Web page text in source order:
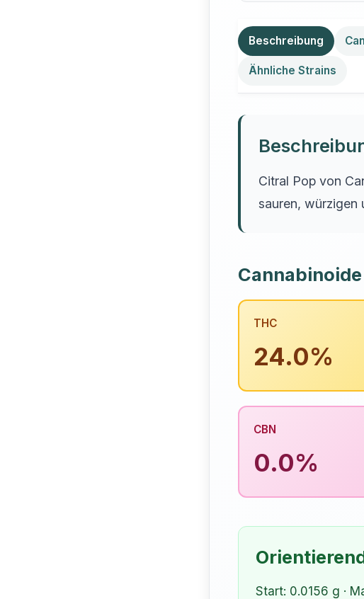
Beschreibung
Ähnliche Strains
Citral Pop von
sauren, würzigen
Cannabinoide
THC
24.0%
CBN
0.0%
Start: 0.0156 g ·